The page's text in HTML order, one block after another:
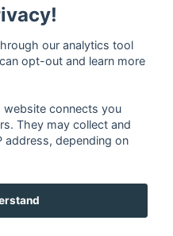
our analytics tool
opt-out and learn more
website connects you
They may collect and
address, depending on